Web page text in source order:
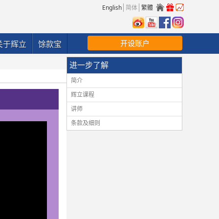
English 简体 繁體
于辉立 馀款宝 开设账户
进一步了解
简介
辉立课程
讲师
条款及细则